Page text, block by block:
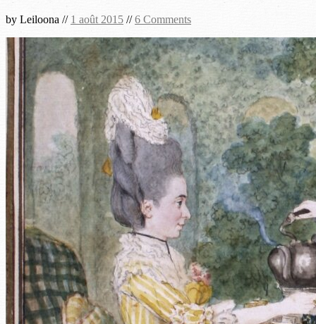
by Leiloona // 1 août 2015 //6 Comments